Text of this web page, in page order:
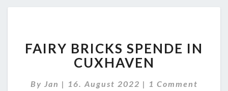
BRICKS
SPENDE
IN
CUXHAVEN
FAIRY BRICKS SPENDE IN
CUXHAVEN
By Jan | 16. August 2022 | Comments
1 Comment